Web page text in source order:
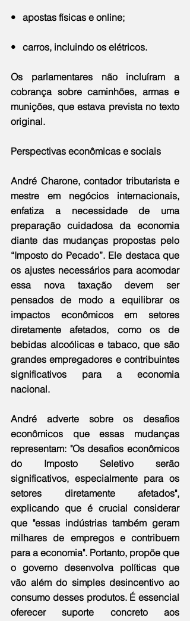
•   apostas físicas e online;
•   carros, incluindo os elétricos.
Os parlamentares não incluíram a
cobrança sobre caminhões, armas e
munições, que estava prevista no texto
original.
Perspectivas econômicas e sociais
André Charone, contador tributarista e
mestre em negócios internacionais,
enfatiza a necessidade de uma
preparação cuidadosa da economia
diante das mudanças propostas pelo
“Imposto do Pecado”. Ele destaca que
os ajustes necessários para acomodar
essa nova taxação devem ser
pensados de modo a equilibrar os
impactos econômicos em setores
diretamente afetados, como os de
bebidas alcoólicas e tabaco, que são
grandes empregadores e contribuintes
significativos para a economia
nacional.
André adverte sobre os desafios
econômicos que essas mudanças
representam: "Os desafios econômicos
do Imposto Seletivo serão
significativos, especialmente para os
setores diretamente afetados",
explicando que é crucial considerar
que "essas indústrias também geram
milhares de empregos e contribuem
para a economia". Portanto, propõe que
o governo desenvolva políticas que
vão além do simples desincentivo ao
consumo desses produtos. É essencial
oferecer suporte concreto aos